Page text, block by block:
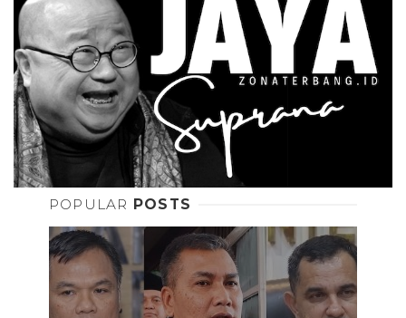
POPULAR POSTS